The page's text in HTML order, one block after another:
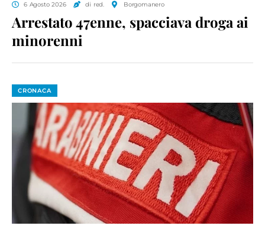
6 Agosto 2026 di red. Borgomanero
Arrestato 47enne, spacciava droga ai
minorenni
CRONACA